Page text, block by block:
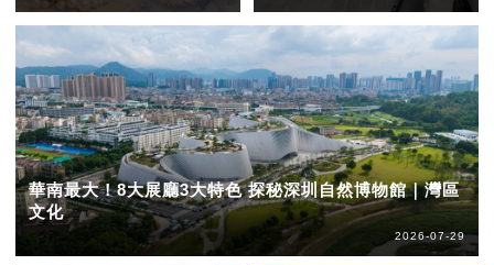
華南最大！8大展廳3大特色 探秘深圳自然博物館｜灣區
文化
2026-07-29